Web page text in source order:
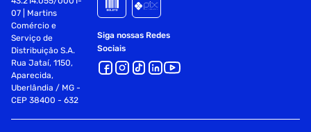
07 | Martins
Comércio e
Serviço de
Distribuição S.A.
Rua Jataí, 1150,
Aparecida,
Uberlândia / MG -
CEP 38400 - 632
Siga nossas Redes
Sociais